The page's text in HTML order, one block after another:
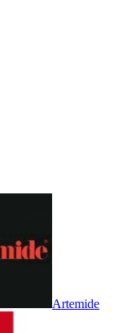
Artemide